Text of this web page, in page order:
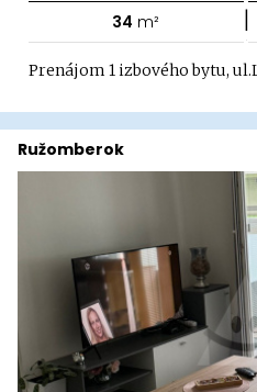
34 m² |
Prenájom 1 izbového bytu,
Ružomberok